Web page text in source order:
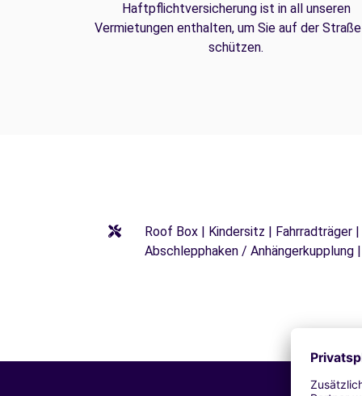
Haftpflichtversicherung ist in all unseren
Vermietungen enthalten, um Sie auf der
schützen.
Roof Box | Kindersitz |
Abschlepphaken / Anhängerkupplung